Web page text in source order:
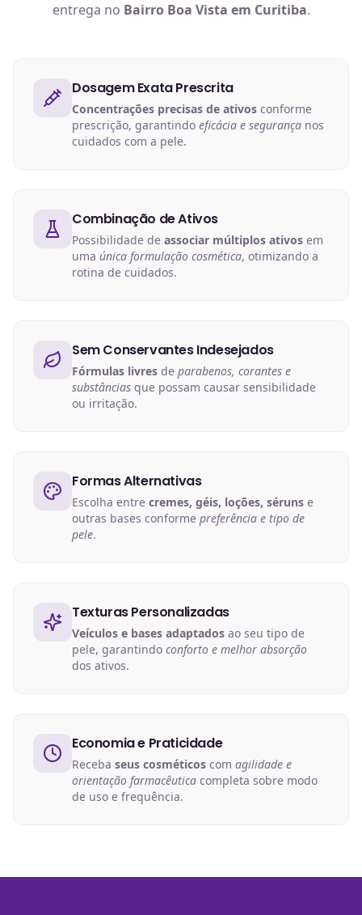
entrega no Bairro Boa Vista em Curitiba.
Dosagem Exata Prescrita
Concentrações precisas de ativos conforme
prescrição, garantindo eficácia e segurança nos
cuidados com a pele.
Combinação de Ativos
Possibilidade de associar múltiplos ativos em
uma única formulação cosmética, otimizando a
rotina de cuidados.
Sem Conservantes Indesejados
Fórmulas livres de parabenos, corantes e
substâncias que possam causar sensibilidade
ou irritação.
Formas Alternativas
Escolha entre cremes, géis, loções, séruns e
outras bases conforme preferência e tipo de
pele.
Texturas Personalizadas
Veículos e bases adaptados ao seu tipo de
pele, garantindo conforto e melhor absorção
dos ativos.
Economia e Praticidade
Receba seus cosméticos com agilidade e
orientação farmacêutica completa sobre modo
de uso e frequência.